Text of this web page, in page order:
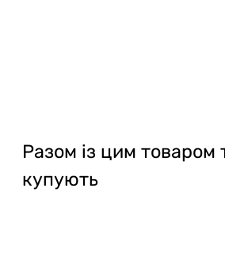
Разом із цим товаром
купують